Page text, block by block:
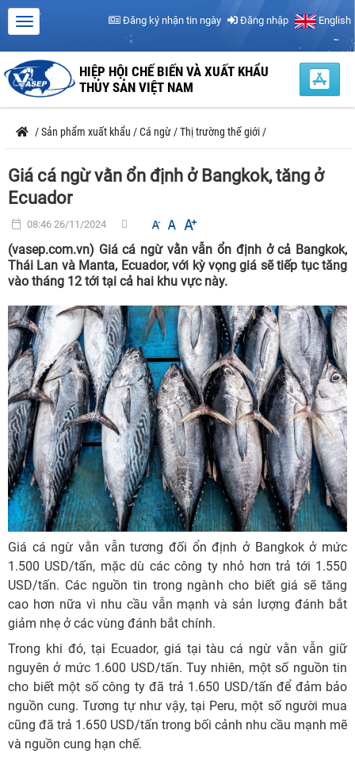
Đăng ký nhận tin ngày Đăng nhập English
HIỆP HỘI CHẾ BIẾN VÀ XUẤT KHẨU
THỦY SẢN VIỆT NAM
/Sản phẩm xuất khẩu /Cá ngừ /Thị trường thế giới /
Giá cá ngừ vằn ổn định ở Bangkok, tăng ở
Ecuador
08:46 26/11/2024
(vasep.com.vn) Giá cá ngừ vằn vẫn ổn định ở cả Bangkok,
Thái Lan và Manta, Ecuador, với kỳ vọng giá sẽ tiếp tục tăng
vào tháng 12 tới tại cả hai khu vực này.
Giá cá ngừ vằn vẫn tương đối ổn định ở Bangkok ở mức
1.500 USD/tấn, mặc dù các công ty nhỏ hơn trả tới 1.550
USD/tấn. Các nguồn tin trong ngành cho biết giá sẽ tăng
cao hơn nữa vì nhu cầu vẫn mạnh và sản lượng đánh bắt
giảm nhẹ ở các vùng đánh bắt chính.
Trong khi đó, tại Ecuador, giá tại tàu cá ngừ vằn vẫn giữ
nguyên ở mức 1.600 USD/tấn. Tuy nhiên, một số nguồn tin
cho biết một số công ty đã trả 1.650 USD/tấn để đảm bảo
nguồn cung. Tương tự như vậy, tại Peru, một số người mua
cũng đã trả 1.650 USD/tấn trong bối cảnh nhu cầu mạnh mẽ
và nguồn cung hạn chế.